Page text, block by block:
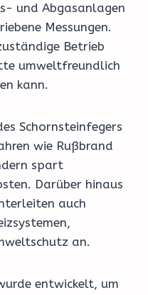
und Abgasanlagen
Messungen.
Betrieb
umweltfreundlich
kann.
Schornsteinfegers
wie Rußbrand
spart
Darüber hinaus
auch
an.
entwickelt, um